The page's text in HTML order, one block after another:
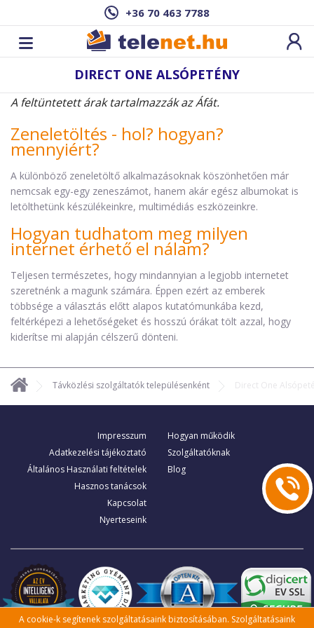
+36 70 463 7788
DIRECT ONE ALSÓPETÉNY
A feltüntetett árak tartalmazzák az Áfát.
Zeneletöltés - hol? hogyan?
mennyiért?
A különböző zeneletöltő alkalmazásoknak köszönhetően már
nemcsak egy-egy zeneszámot, hanem akár egész albumokat is
letölthetünk készülékeinkre, multimédiás eszközeinkre.
Hogyan tudhatom meg milyen
internet érhető el nálam?
Teljesen természetes, hogy mindannyian a legjobb internetet
szeretnénk a magunk számára. Éppen ezért az emberek
többsége a választás előtt alapos kutatómunkába kezd,
feltérképezi a lehetőségeket és hosszú órákat tölt azzal, hogy
kiderítse mi alapján célszerű dönteni.
Távközlési szolgáltatók településenként Direct One
Impresszum
Adatkezelési tájékoztató
Általános Használati feltételek
Hasznos tanácsok
Kapcsolat
Nyerteseink
Hogyan működik
Szolgáltatóknak
Blog
A cookie-k segítenek szolgáltatásaink biztosításában. Szolgáltatásaink